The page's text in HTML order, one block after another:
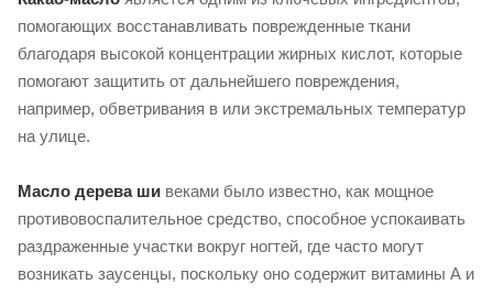
помогающих восстанавливать поврежденные ткани
благодаря высокой концентрации жирных кислот, которые
помогают защитить от дальнейшего повреждения,
например, обветривания в или экстремальных температур
на улице.
Масло дерева ши веками было известно, как мощное
противовоспалительное средство, способное успокаивать
раздраженные участки вокруг ногтей, где часто могут
возникать заусенцы, поскольку оно содержит витамины А и